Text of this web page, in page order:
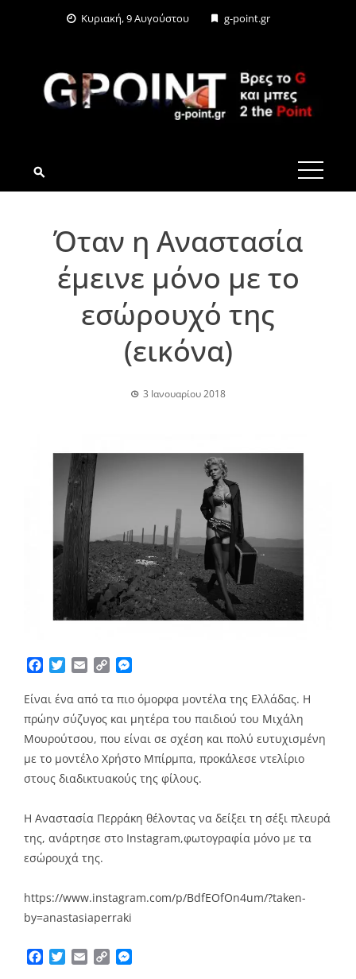
Κυριακή, 9 Αυγούστου g-point.gr
G-POINT.GR
Όταν η Αναστασία
έμεινε μόνο με το
εσώρουχό της
(εικόνα)
3 Ιανουαρίου 2018
Facebook
TwitterEmailCopy
Είναι ένα από τα πιο όμορφα μοντέλα της Ελλάδας. Η
πρώην σύζυγος και μητέρα του παιδιού του Μιχάλη
Μουρούτσου, που είναι σε σχέση και πολύ ευτυχισμένη
με το μοντέλο Χρήστο Μπίρμπα, προκάλεσε ντελίριο
στους διαδικτυακούς της φίλους.
Η Αναστασία Περράκη θέλοντας να δείξει τη σέξι πλευρά
της, ανάρτησε στο Instagram,φωτογραφία μόνο με τα
εσώρουχά της.
https://www.instagram.com/p/BdfEOfOn4um/?taken-
by=anastasiaperraki
Facebook
TwitterEmailCopy